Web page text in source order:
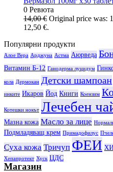
0 Ревюта
14,00€ Original price was:
12,50 €.
Популярни продукти
Алое Вера Арджуна Астма Аюрведа
Витамин Б-12 Ганодерма луцидум
кола Дермокан Детски шампоан
инките Икаров Йод Книги Коензим
Котешки нокът Лечебен
Мазна кожа Масло за лице
Подмладяващ крем Примадофилус
Суха кожа Тричуп ФЕИ
Хепапротект Хуск ЦДС
Магазин